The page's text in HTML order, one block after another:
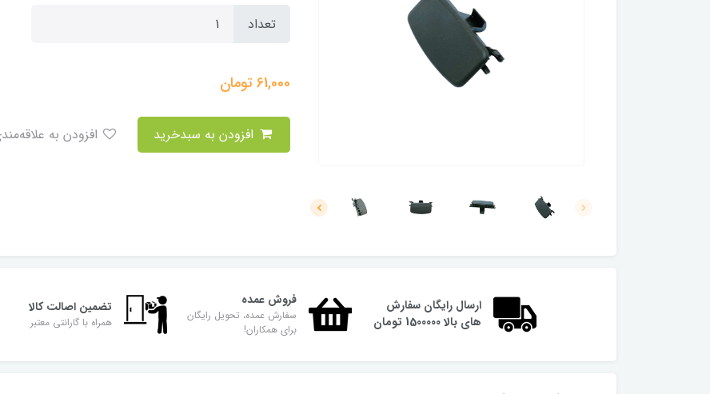
تعداد
61,000تومان
ارسال رایگان سفارش
های بالا 1500000 تومان
فروش عمده
سفارش عمده، تحویل رایگان
برای همکاران!
تضمین اصالت کالا
همراه با گارانتی معتبر